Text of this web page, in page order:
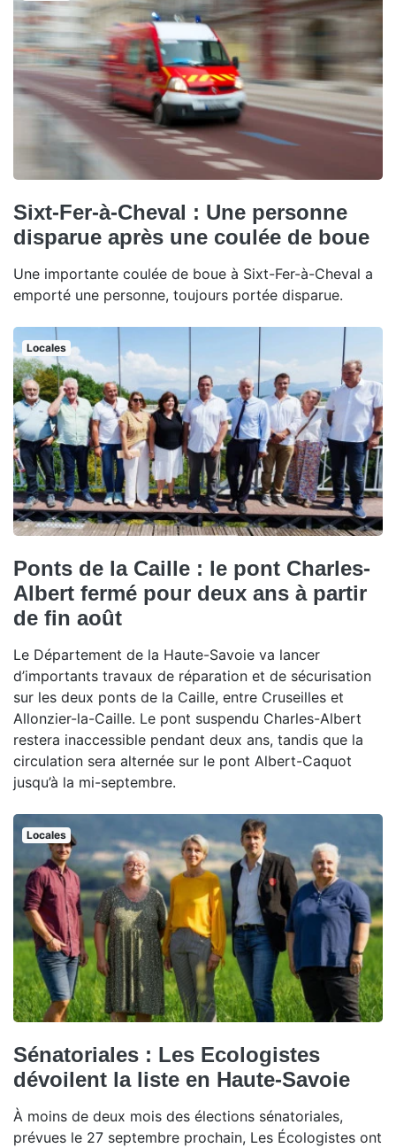
Sixt-Fer-à-Cheval : Une personne
disparue après une coulée de boue
Une importante coulée de boue à Sixt-Fer-à-Cheval a
emporté une personne, toujours portée disparue.
Locales
Ponts de la Caille : le pont Charles-
Albert fermé pour deux ans à partir
de fin août
Le Département de la Haute-Savoie va lancer
d’importants travaux de réparation et de sécurisation
sur les deux ponts de la Caille, entre Cruseilles et
Allonzier-la-Caille. Le pont suspendu Charles-Albert
restera inaccessible pendant deux ans, tandis que la
circulation sera alternée sur le pont Albert-Caquot
jusqu’à la mi-septembre.
Locales
Sénatoriales : Les Ecologistes
dévoilent la liste en Haute-Savoie
À moins de deux mois des élections sénatoriales,
prévues le 27 septembre prochain, Les Écologistes ont